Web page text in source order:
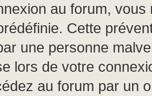
au forum,
Cette
une personne
lors de votre
au forum par un